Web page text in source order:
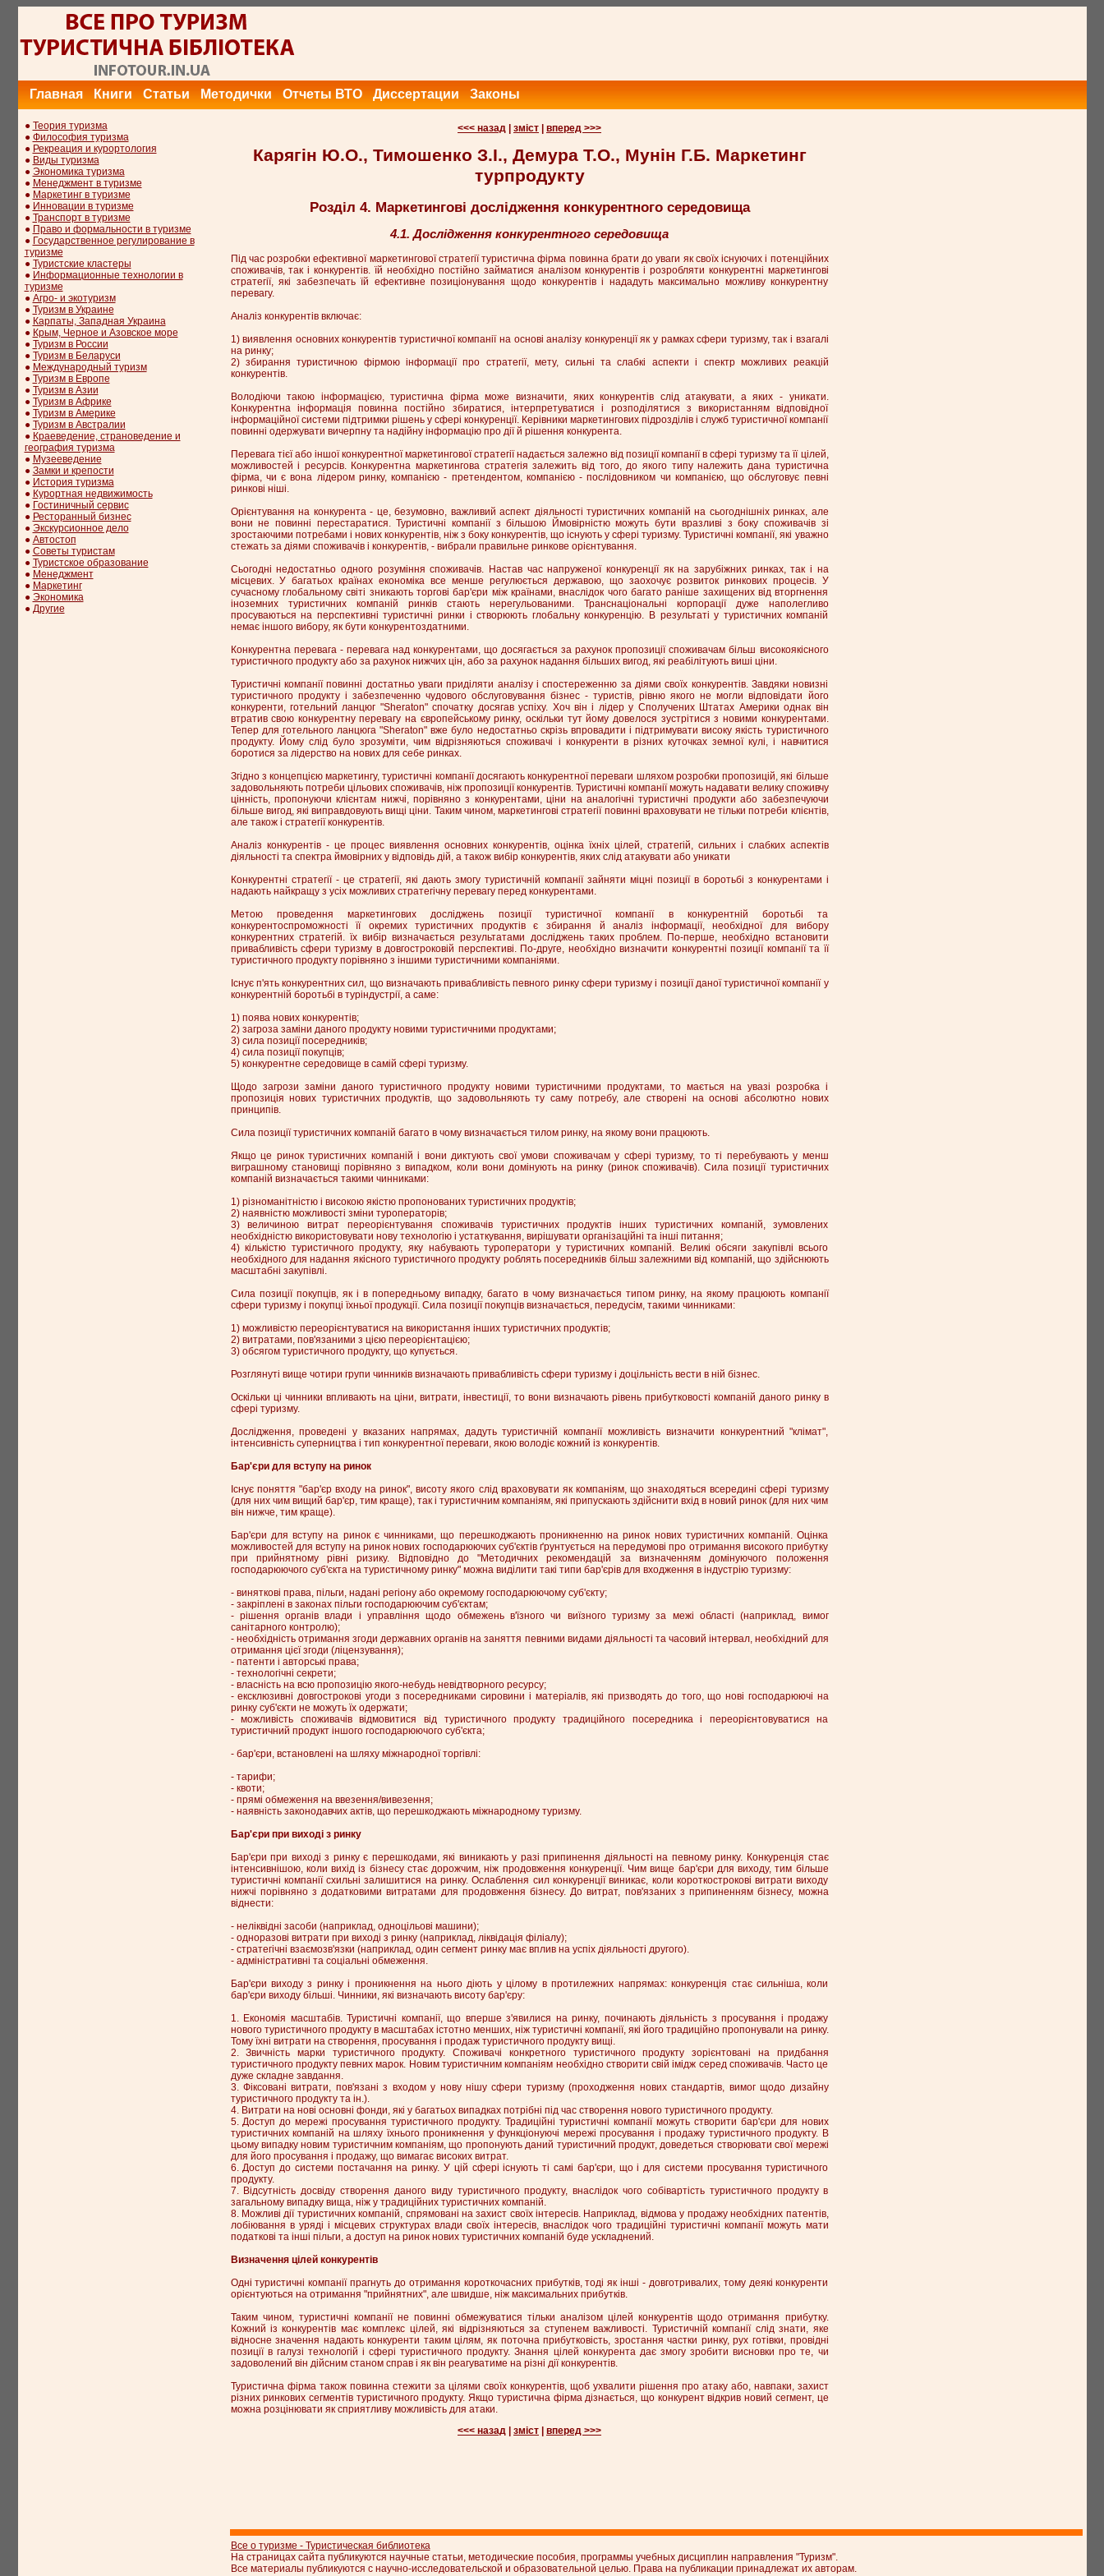
Главная Книги Статьи Методички Отчеты ВТО Диссертации Законы
● Теория туризма
● Философия туризма
● Рекреация и курортология
● Виды туризма
● Экономика туризма
● Менеджмент в туризме
● Маркетинг в туризме
● Инновации в туризме
● Транспорт в туризме
● Право и формальности в туризме
● Государственное регулирование в
туризме
● Туристские кластеры
● Информационные технологии в
туризме
● Агро- и экотуризм
● Туризм в Украине
● Карпаты, Западная Украина
● Крым, Черное и Азовское море
● Туризм в России
● Туризм в Беларуси
● Международный туризм
● Туризм в Европе
● Туризм в Азии
● Туризм в Африке
● Туризм в Америке
● Туризм в Австралии
● Краеведение, страноведение и
география туризма
● Музееведение
● Замки и крепости
● История туризма
● Курортная недвижимость
● Гостиничный сервис
● Ресторанный бизнес
● Экскурсионное дело
● Автостоп
● Советы туристам
● Туристское образование
● Менеджмент
● Маркетинг
● Экономика
● Другие
<<< назад зміст вперед >>>
Карягін Ю.О., Тимошенко З.І., Демура Т.О., Мунін Г.Б. Маркетинг
турпродукту
Розділ 4. Маркетингові дослідження конкурентного середовища
4.1. Дослідження конкурентного середовища
Під час розробки ефективної маркетингової стратегії туристична фірма повинна брати до уваги як своїх існуючих і потенційних
споживачів, так і конкурентів. їй необхідно постійно займатися аналізом конкурентів і розробляти конкурентні маркетингові
стратегії, які забезпечать їй ефективне позиціонування щодо конкурентів і нададуть максимально можливу конкурентну
перевагу.
Аналіз конкурентів включає:
1) виявлення основних конкурентів туристичної компанії на основі аналізу конкуренції як у рамках сфери туризму, так і взагалі
на ринку;
2) збирання туристичною фірмою інформації про стратегії, мету, сильні та слабкі аспекти і спектр можливих реакцій
конкурентів.
Володіючи такою інформацією, туристична фірма може визначити, яких конкурентів слід атакувати, а яких - уникати.
Конкурентна інформація повинна постійно збиратися, інтерпретуватися і розподілятися з використанням відповідної
інформаційної системи підтримки рішень у сфері конкуренції. Керівники маркетингових підрозділів і служб туристичної компанії
повинні одержувати вичерпну та надійну інформацію про дії й рішення конкурента.
Перевага тієї або іншої конкурентної маркетингової стратегії надається залежно від позиції компанії в сфері туризму та її цілей,
можливостей і ресурсів. Конкурентна маркетингова стратегія залежить від того, до якого типу належить дана туристична
фірма, чи є вона лідером ринку, компанією - претендентом, компанією - послідовником чи компанією, що обслуговує певні
ринкові ніші.
Орієнтування на конкурента - це, безумовно, важливий аспект діяльності туристичних компаній на сьогоднішніх ринках, але
вони не повинні перестаратися. Туристичні компанії з більшою Ймовірністю можуть бути вразливі з боку споживачів зі
зростаючими потребами і нових конкурентів, ніж з боку конкурентів, що існують у сфері туризму. Туристичні компанії, які уважно
стежать за діями споживачів і конкурентів, - вибрали правильне ринкове орієнтування.
Сьогодні недостатньо одного розуміння споживачів. Настав час напруженої конкуренції як на зарубіжних ринках, так і на
місцевих. У багатьох країнах економіка все менше регулюється державою, що заохочує розвиток ринкових процесів. У
сучасному глобальному світі зникають торгові бар'єри між країнами, внаслідок чого багато раніше захищених від вторгнення
іноземних туристичних компаній ринків стають нерегульованими. Транснаціональні корпорації дуже наполегливо
просуваються на перспективні туристичні ринки і створюють глобальну конкуренцію. В результаті у туристичних компаній
немає іншого вибору, як бути конкурентоздатними.
Конкурентна перевага - перевага над конкурентами, що досягається за рахунок пропозиції споживачам більш високоякісного
туристичного продукту або за рахунок нижчих цін, або за рахунок надання більших вигод, які реабілітують виші ціни.
Туристичні компанії повинні достатньо уваги приділяти аналізу і спостереженню за діями своїх конкурентів. Завдяки новизні
туристичного продукту і забезпеченню чудового обслуговування бізнес - туристів, рівню якого не могли відповідати його
конкуренти, готельний ланцюг "Sheraton" спочатку досягав успіху. Хоч він і лідер у Сполучених Штатах Америки однак він
втратив свою конкурентну перевагу на європейському ринку, оскільки тут йому довелося зустрітися з новими конкурентами.
Тепер для готельного ланцюга "Sheraton" вже було недостатньо скрізь впровадити і підтримувати високу якість туристичного
продукту. Йому слід було зрозуміти, чим відрізняються споживачі і конкуренти в різних куточках земної кулі, і навчитися
боротися за лідерство на нових для себе ринках.
Згідно з концепцією маркетингу, туристичні компанії досягають конкурентної переваги шляхом розробки пропозицій, які більше
задовольняють потреби цільових споживачів, ніж пропозиції конкурентів. Туристичні компанії можуть надавати велику споживчу
цінність, пропонуючи клієнтам нижчі, порівняно з конкурентами, ціни на аналогічні туристичні продукти або забезпечуючи
більше вигод, які виправдовують вищі ціни. Таким чином, маркетингові стратегії повинні враховувати не тільки потреби клієнтів,
але також і стратегії конкурентів.
Аналіз конкурентів - це процес виявлення основних конкурентів, оцінка їхніх цілей, стратегій, сильних і слабких аспектів
діяльності та спектра ймовірних у відповідь дій, а також вибір конкурентів, яких слід атакувати або уникати
Конкурентні стратегії - це стратегії, які дають змогу туристичній компанії зайняти міцні позиції в боротьбі з конкурентами і
надають найкращу з усіх можливих стратегічну перевагу перед конкурентами.
Метою проведення маркетингових досліджень позиції туристичної компанії в конкурентній боротьбі та
конкурентоспроможності її окремих туристичних продуктів є збирання й аналіз інформації, необхідної для вибору
конкурентних стратегій. їх вибір визначається результатами досліджень таких проблем. По-перше, необхідно встановити
привабливість сфери туризму в довгостроковій перспективі. По-друге, необхідно визначити конкурентні позиції компанії та її
туристичного продукту порівняно з іншими туристичними компаніями.
Існує п'ять конкурентних сил, що визначають привабливість певного ринку сфери туризму і позиції даної туристичної компанії у
конкурентній боротьбі в туріндустрії, а саме:
1) поява нових конкурентів;
2) загроза заміни даного продукту новими туристичними продуктами;
3) сила позиції посередників;
4) сила позиції покупців;
5) конкурентне середовище в самій сфері туризму.
Щодо загрози заміни даного туристичного продукту новими туристичними продуктами, то мається на увазі розробка і
пропозиція нових туристичних продуктів, що задовольняють ту саму потребу, але створені на основі абсолютно нових
принципів.
Сила позиції туристичних компаній багато в чому визначається тилом ринку, на якому вони працюють.
Якщо це ринок туристичних компаній і вони диктують свої умови споживачам у сфері туризму, то ті перебувають у менш
виграшному становищі порівняно з випадком, коли вони домінують на ринку (ринок споживачів). Сила позиції туристичних
компаній визначається такими чинниками:
1) різноманітністю і високою якістю пропонованих туристичних продуктів;
2) наявністю можливості зміни туроператорів;
3) величиною витрат переорієнтування споживачів туристичних продуктів інших туристичних компаній, зумовлених
необхідністю використовувати нову технологію і устаткування, вирішувати організаційні та інші питання;
4) кількістю туристичного продукту, яку набувають туроператори у туристичних компаній. Великі обсяги закупівлі всього
необхідного для надання якісного туристичного продукту роблять посередників більш залежними від компаній, що здійснюють
масштабні закупівлі.
Сила позиції покупців, як і в попередньому випадку, багато в чому визначається типом ринку, на якому працюють компанії
сфери туризму і покупці їхньої продукції. Сила позиції покупців визначається, передусім, такими чинниками:
1) можливістю переорієнтуватися на використання інших туристичних продуктів;
2) витратами, пов'язаними з цією переорієнтацією;
3) обсягом туристичного продукту, що купується.
Розглянуті вище чотири групи чинників визначають привабливість сфери туризму і доцільність вести в ній бізнес.
Оскільки ці чинники впливають на ціни, витрати, інвестиції, то вони визначають рівень прибутковості компаній даного ринку в
сфері туризму.
Дослідження, проведені у вказаних напрямах, дадуть туристичній компанії можливість визначити конкурентний "клімат",
інтенсивність суперництва і тип конкурентної переваги, якою володіє кожний із конкурентів.
Бар'єри для вступу на ринок
Існує поняття "бар'єр входу на ринок", висоту якого слід враховувати як компаніям, що знаходяться всередині сфері туризму
(для них чим вищий бар'єр, тим краще), так і туристичним компаніям, які припускають здійснити вхід в новий ринок (для них чим
він нижче, тим краще).
Бар'єри для вступу на ринок є чинниками, що перешкоджають проникненню на ринок нових туристичних компаній. Оцінка
можливостей для вступу на ринок нових господарюючих суб'єктів ґрунтується на передумові про отримання високого прибутку
при прийнятному рівні ризику. Відповідно до "Методичних рекомендацій за визначенням домінуючого положення
господарюючого суб'єкта на туристичному ринку" можна виділити такі типи бар'єрів для входження в індустрію туризму:
- виняткові права, пільги, надані регіону або окремому господарюючому суб'єкту;
- закріплені в законах пільги господарюючим суб'єктам;
- рішення органів влади і управління щодо обмежень в'їзного чи виїзного туризму за межі області (наприклад, вимог
санітарного контролю);
- необхідність отримання згоди державних органів на заняття певними видами діяльності та часовий інтервал, необхідний для
отримання цієї згоди (ліцензування);
- патенти і авторські права;
- технологічні секрети;
- власність на всю пропозицію якого-небудь невідтворного ресурсу;
- ексклюзивні довгострокові угоди з посередниками сировини і матеріалів, які призводять до того, що нові господарюючі на
ринку суб'єкти не можуть їх одержати;
- можливість споживачів відмовитися від туристичного продукту традиційного посередника і переорієнтовуватися на
туристичний продукт іншого господарюючого суб'єкта;
- бар'єри, встановлені на шляху міжнародної торгівлі:
- тарифи;
- квоти;
- прямі обмеження на ввезення/вивезення;
- наявність законодавчих актів, що перешкоджають міжнародному туризму.
Бар'єри при виході з ринку
Бар'єри при виході з ринку є перешкодами, які виникають у разі припинення діяльності на певному ринку. Конкуренція стає
інтенсивнішою, коли вихід із бізнесу стає дорожчим, ніж продовження конкуренції. Чим вище бар'єри для виходу, тим більше
туристичні компанії схильні залишитися на ринку. Ослаблення сил конкуренції виникає, коли короткострокові витрати виходу
нижчі порівняно з додатковими витратами для продовження бізнесу. До витрат, пов'язаних з припиненням бізнесу, можна
віднести:
- неліквідні засоби (наприклад, одноцільові машини);
- одноразові витрати при виході з ринку (наприклад, ліквідація філіалу);
- стратегічні взаємозв'язки (наприклад, один сегмент ринку має вплив на успіх діяльності другого).
- адміністративні та соціальні обмеження.
Бар'єри виходу з ринку і проникнення на нього діють у цілому в протилежних напрямах: конкуренція стає сильніша, коли
бар'єри виходу більші. Чинники, які визначають висоту бар'єру:
1. Економія масштабів. Туристичні компанії, що вперше з'явилися на ринку, починають діяльність з просування і продажу
нового туристичного продукту в масштабах істотно менших, ніж туристичні компанії, які його традиційно пропонували на ринку.
Тому їхні витрати на створення, просування і продаж туристичного продукту вищі.
2. Звичність марки туристичного продукту. Споживачі конкретного туристичного продукту зорієнтовані на придбання
туристичного продукту певних марок. Новим туристичним компаніям необхідно створити свій імідж серед споживачів. Часто це
дуже складне завдання.
3. Фіксовані витрати, пов'язані з входом у нову нішу сфери туризму (проходження нових стандартів, вимог щодо дизайну
туристичного продукту та ін.).
4. Витрати на нові основні фонди, які у багатьох випадках потрібні під час створення нового туристичного продукту.
5. Доступ до мережі просування туристичного продукту. Традиційні туристичні компанії можуть створити бар'єри для нових
туристичних компаній на шляху їхнього проникнення у функціонуючі мережі просування і продажу туристичного продукту. В
цьому випадку новим туристичним компаніям, що пропонують даний туристичний продукт, доведеться створювати свої мережі
для його просування і продажу, що вимагає високих витрат.
6. Доступ до системи постачання на ринку. У цій сфері існують ті самі бар'єри, що і для системи просування туристичного
продукту.
7. Відсутність досвіду створення даного виду туристичного продукту, внаслідок чого собівартість туристичного продукту в
загальному випадку вища, ніж у традиційних туристичних компаній.
8. Можливі дії туристичних компаній, спрямовані на захист своїх інтересів. Наприклад, відмова у продажу необхідних патентів,
лобіювання в уряді і місцевих структурах влади своїх інтересів, внаслідок чого традиційні туристичні компанії можуть мати
податкові та інші пільги, а доступ на ринок нових туристичних компаній буде ускладнений.
Визначення цілей конкурентів
Одні туристичні компанії прагнуть до отримання короткочасних прибутків, тоді як інші - довготривалих, тому деякі конкуренти
орієнтуються на отримання "прийнятних", але швидше, ніж максимальних прибутків.
Таким чином, туристичні компанії не повинні обмежуватися тільки аналізом цілей конкурентів щодо отримання прибутку.
Кожний із конкурентів має комплекс цілей, які відрізняються за ступенем важливості. Туристичній компанії слід знати, яке
відносне значення надають конкуренти таким цілям, як поточна прибутковість, зростання частки ринку, рух готівки, провідні
позиції в галузі технологій і сфері туристичного продукту. Знання цілей конкурента дає змогу зробити висновки про те, чи
задоволений він дійсним станом справ і як він реагуватиме на різні дії конкурентів.
Туристична фірма також повинна стежити за цілями своїх конкурентів, щоб ухвалити рішення про атаку або, навпаки, захист
різних ринкових сегментів туристичного продукту. Якщо туристична фірма дізнається, що конкурент відкрив новий сегмент, це
можна розцінювати як сприятливу можливість для атаки.
<<< назад
зміст вперед >>>
Все о туризме - Туристическая библиотека
На страницах сайта публикуются научные статьи, методические пособия, программы учебных дисциплин направления "Туризм".
Все материалы публикуются с научно-исследовательской и образовательной целью. Права на публикации принадлежат их авторам.